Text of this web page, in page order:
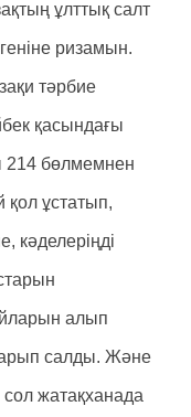
ұлттық салт
ризамын.
тәрбие
қасындағы
214 бөлмемнен
ұстатып,
кәделеріңді
алып
салды. Және
сол жатақханада